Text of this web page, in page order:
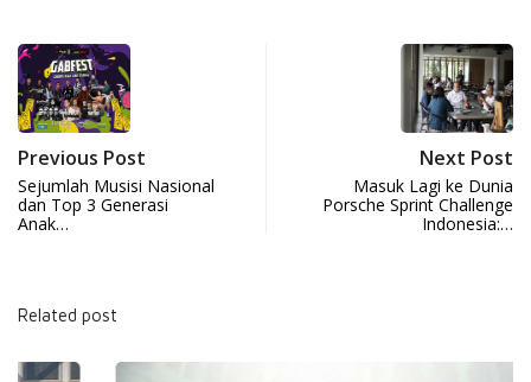
Previous Post
Sejumlah Musisi Nasional
dan Top 3 Generasi
Anak…
Next Post
Masuk Lagi ke Dunia
Porsche Sprint Challenge
Indonesia:…
Related post